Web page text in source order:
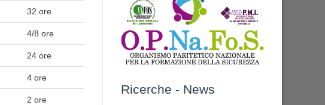
32 ore
4/8 ore
24 ore
4 ore
2 ore
Ricerche - News